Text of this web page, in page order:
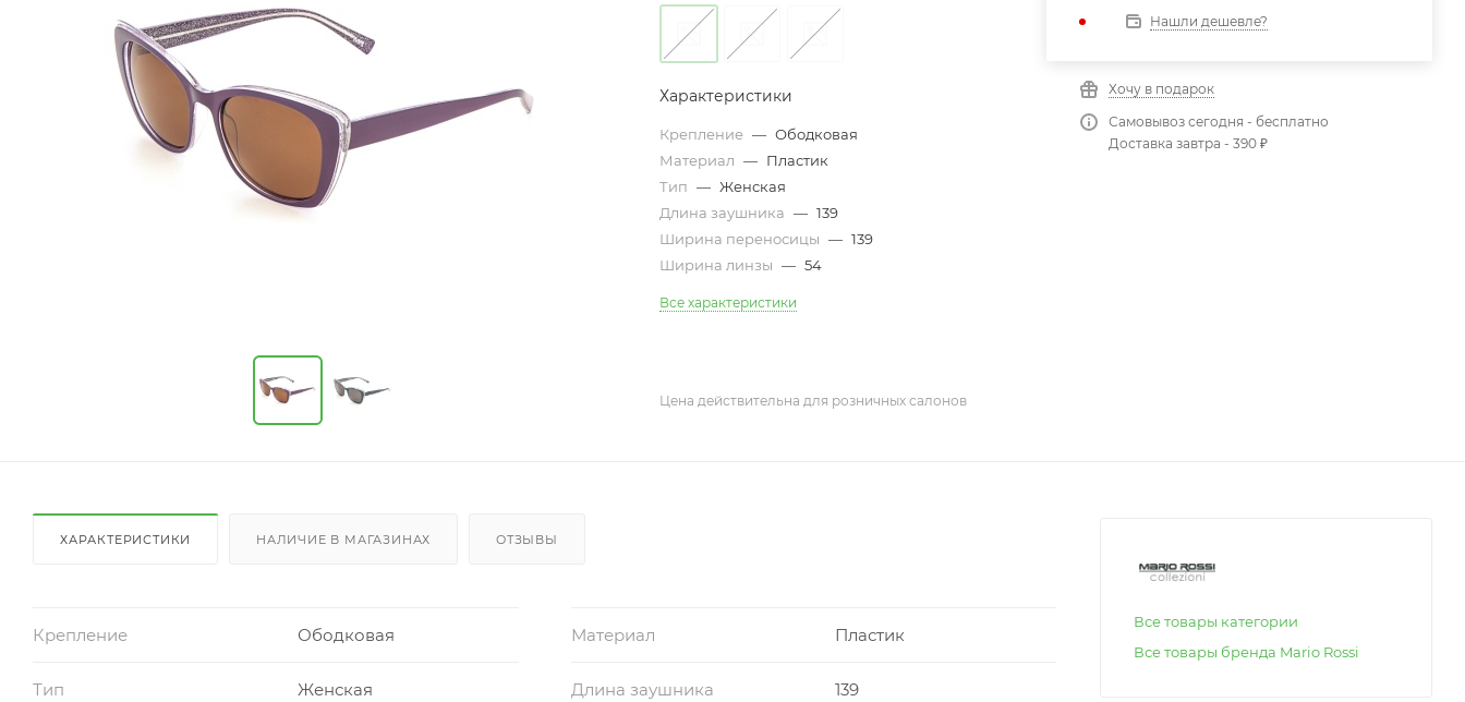
Характеристики
Крепление — Ободковая
Материал — Пластик
Тип — Женская
Длина заушника — 139
Ширина переносицы — 139
Ширина линзы — 54
Все характеристики
Нашли дешевле?
Хочу в подарок
Самовывоз сегодня - бесплатно
Доставка завтра - 390 ₽
Цена действительна для розничных салонов
ХАРАКТЕРИСТИКИ НАЛИЧИЕ В МАГАЗИНАХ ОТЗЫВЫ
Крепление Ободковая Материал Пластик
Тип Женская Длина заушника 139
Все товары категории
Все товары бренда Mario Rossi